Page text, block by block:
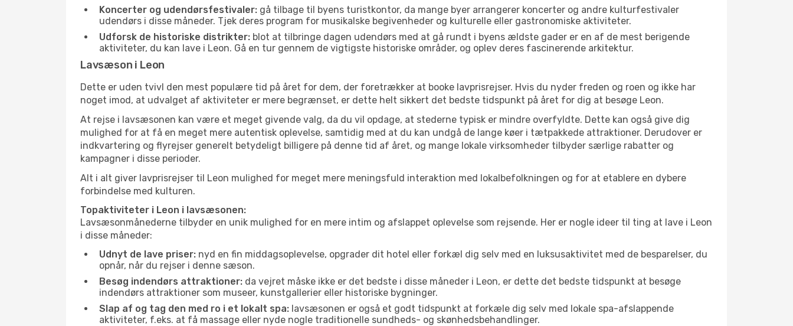
Koncerter og udendørsfestivaler: gå tilbage til byens turistkontor, da mange byer arrangerer koncerter og andre kulturfestivaler
udendørs i disse måneder. Tjek deres program for musikalske begivenheder og kulturelle eller gastronomiske aktiviteter.
Udforsk de historiske distrikter: blot at tilbringe dagen udendørs med at gå rundt i byens ældste gader er en af de mest berigende
aktiviteter, du kan lave i Leon. Gå en tur gennem de vigtigste historiske områder, og oplev deres fascinerende arkitektur.
Lavsæson i Leon
Dette er uden tvivl den mest populære tid på året for dem, der foretrækker at booke lavprisrejser. Hvis du nyder freden og roen og ikke har
noget imod, at udvalget af aktiviteter er mere begrænset, er dette helt sikkert det bedste tidspunkt på året for dig at besøge Leon.
At rejse i lavsæsonen kan være et meget givende valg, da du vil opdage, at stederne typisk er mindre overfyldte. Dette kan også give dig
mulighed for at få en meget mere autentisk oplevelse, samtidig med at du kan undgå de lange køer i tætpakkede attraktioner. Derudover er
indkvartering og flyrejser generelt betydeligt billigere på denne tid af året, og mange lokale virksomheder tilbyder særlige rabatter og
kampagner i disse perioder.
Alt i alt giver lavprisrejser til Leon mulighed for meget mere meningsfuld interaktion med lokalbefolkningen og for at etablere en dybere
forbindelse med kulturen.
Topaktiviteter i Leon i lavsæsonen:
Lavsæsonmånederne tilbyder en unik mulighed for en mere intim og afslappet oplevelse som rejsende. Her er nogle ideer til ting at lave i Leon
i disse måneder:
Udnyt de lave priser: nyd en fin middagsoplevelse, opgrader dit hotel eller forkæl dig selv med en luksusaktivitet med de besparelser, du
opnår, når du rejser i denne sæson.
Besøg indendørs attraktioner: da vejret måske ikke er det bedste i disse måneder i Leon, er dette det bedste tidspunkt at besøge
indendørs attraktioner som museer, kunstgallerier eller historiske bygninger.
Slap af og tag den med ro i et lokalt spa: lavsæsonen er også et godt tidspunkt at forkæle dig selv med lokale spa-afslappende
aktiviteter, f.eks. at få massage eller nyde nogle traditionelle sundheds- og skønhedsbehandlinger.